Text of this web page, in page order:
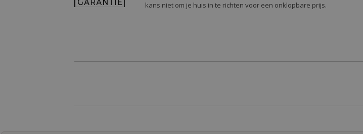
kans niet om je huis in te richten voor een onklopbare prijs.